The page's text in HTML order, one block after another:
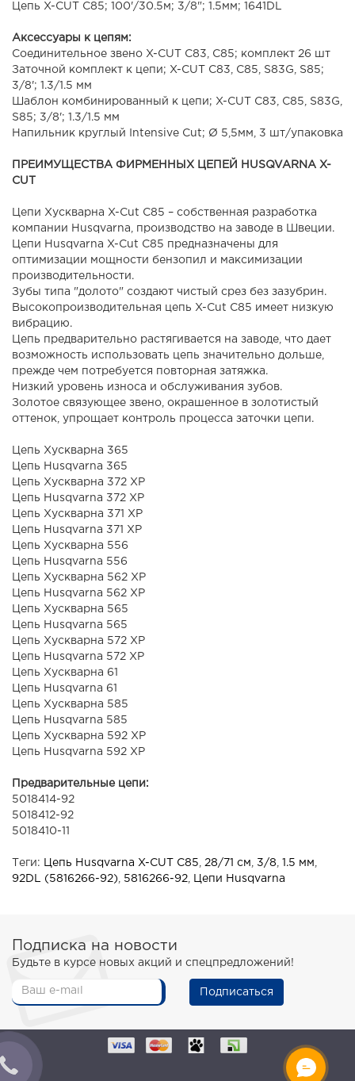
Цепь X-CUT C85; 100'/30.5м; 3/8"; 1.5мм; 1641DL
Аксессуары к цепям:
Соединительное звено X-CUT C83, C85; комплект 26 шт
Заточной комплект к цепи; X-CUT C83, C85, S83G, S85;
3/8'; 1.3/1.5 мм
Шаблон комбинированный к цепи; X-CUT C83, C85, S83G,
S85; 3/8'; 1.3/1.5 мм
Напильник круглый Intensive Cut; Ø 5,5мм, 3 шт/упаковка
ПРЕИМУЩЕСТВА ФИРМЕННЫХ ЦЕПЕЙ HUSQVARNA X-
CUT
Цепи Хускварна X-Cut C85 – собственная разработка
компании Husqvarna, производство на заводе в Швеции.
Цепи Husqvarna X-Cut C85 предназначены для
оптимизации мощности бензопил и максимизации
производительности.
Зубы типа "долото" создают чистый срез без зазубрин.
Высокопроизводительная цепь X-Cut C85 имеет низкую
вибрацию.
Цепь предварительно растягивается на заводе, что дает
возможность использовать цепь значительно дольше,
прежде чем потребуется повторная затяжка.
Низкий уровень износа и обслуживания зубов.
Золотое связующее звено, окрашенное в золотистый
оттенок, упрощает контроль процесса заточки цепи.
Цепь Хускварна 365
Цепь Husqvarna 365
Цепь Хускварна 372 ХР
Цепь Husqvarna 372 ХР
Цепь Хускварна 371 XP
Цепь Husqvarna 371 XP
Цепь Хускварна 556
Цепь Husqvarna 556
Цепь Хускварна 562 ХР
Цепь Husqvarna 562 ХР
Цепь Хускварна 565
Цепь Husqvarna 565
Цепь Хускварна 572 ХР
Цепь Husqvarna 572 ХР
Цепь Хускварна 61
Цепь Husqvarna 61
Цепь Хускварна 585
Цепь Husqvarna 585
Цепь Хускварна 592 XP
Цепь Husqvarna 592 XP
Предварительные цепи:
5018414-92
5018412-92
5018410-11
Теги: Цепь Husqvarna X-CUT C85 28/71 см 3/8 1.5 мм
92DL (5816266-92)
5816266-92 Цепи Husqvarna
Подписка на новости
Будьте в курсе новых акций и спецпредложений!
Подписаться